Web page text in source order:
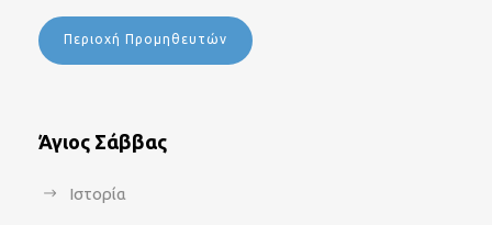
Περιοχή Προμηθευτών
Άγιος Σάββας
Ιστορία